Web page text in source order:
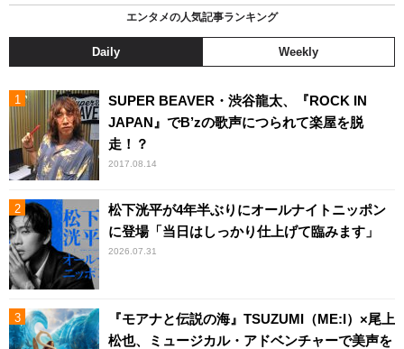
エンタメの人気記事ランキング
Daily Weekly
SUPER BEAVER・渋谷龍太、『ROCK IN
JAPAN』でB’zの歌声につられて楽屋を脱
走！？
2017.08.14
松下洸平が4年半ぶりにオールナイトニッポン
に登場「当日はしっかり仕上げて臨みます」
2026.07.31
『モアナと伝説の海』TSUZUMI（ME:I）×尾上
松也、ミュージカル・アドベンチャーで美声を